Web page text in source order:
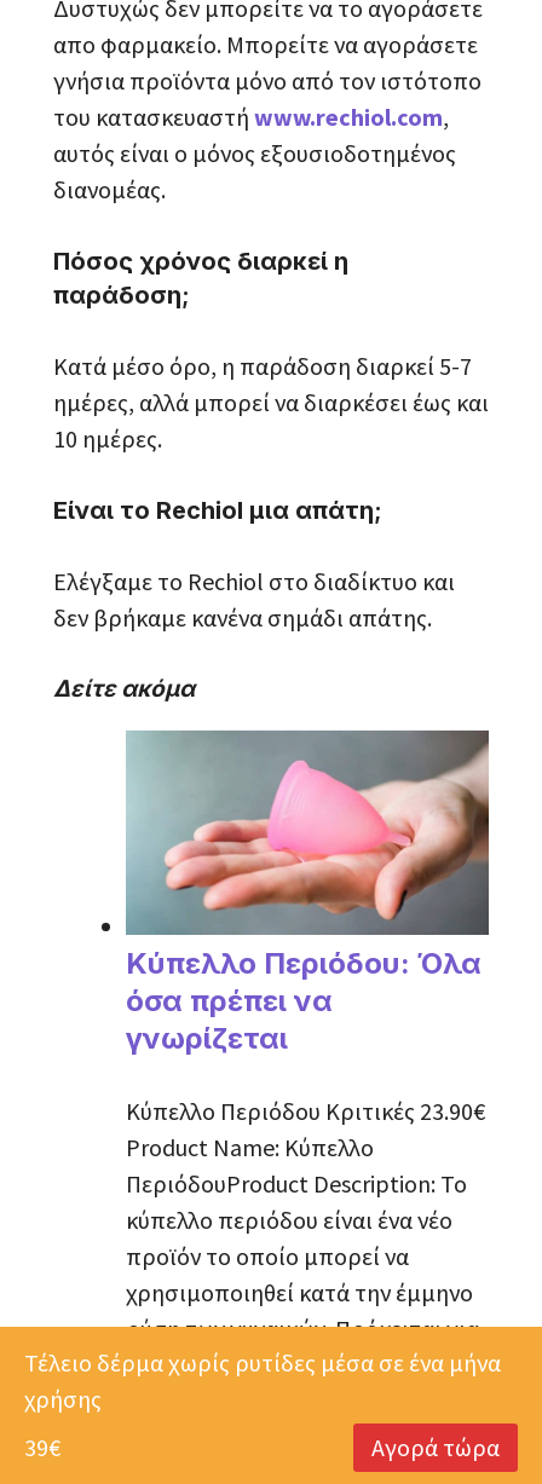
Δυστυχώς δεν μπορείτε να το αγοράσετε
απο φαρμακείο. Μπορείτε να αγοράσετε
γνήσια προϊόντα μόνο από τον ιστότοπο
του κατασκευαστή www.rechiol.com,
αυτός είναι ο μόνος εξουσιοδοτημένος
διανομέας.
Πόσος χρόνος διαρκεί η
παράδοση;
Κατά μέσο όρο, η παράδοση διαρκεί 5-7
ημέρες, αλλά μπορεί να διαρκέσει έως και
10 ημέρες.
Είναι το Rechiol μια απάτη;
Ελέγξαμε το Rechiol στο διαδίκτυο και
δεν βρήκαμε κανένα σημάδι απάτης.
Δείτε ακόμα
Κύπελλο Περιόδου: Όλα
όσα πρέπει να
γνωρίζεται
Κύπελλο Περιόδου Κριτικές 23.90€
Product Name: Κύπελλο
ΠεριόδουProduct Description: Το
κύπελλο περιόδου είναι ένα νέο
προϊόν το οποίο μπορεί να
χρησιμοποιηθεί κατά την έμμηνο
ρύση των γυναικών. Πρόκειται για
ένα μικρό και εύκαμπτο κύπελλο
σιλικόνη που τοποθετείτε στον
κόλπο σας για να συλλέγετε τα
Τέλειο δέρμα χωρίς ρυτίδες μέσα σε ένα μήνα
χρήσης
39€
Αγορά τώρα